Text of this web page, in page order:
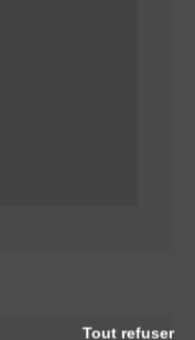
Tout refuser